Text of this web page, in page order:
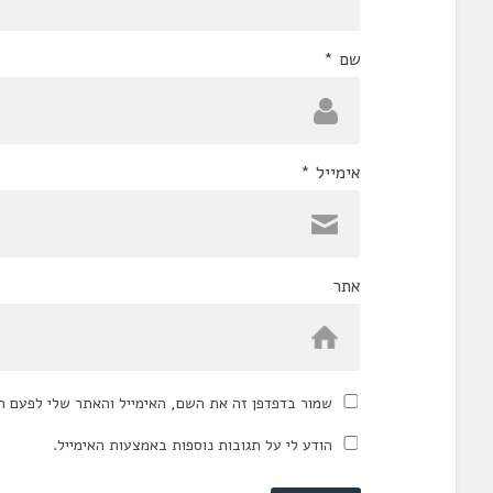
שם *
אימייל *
אתר
שמור בדפדפן זה את השם, האימייל והאתר שלי לפעם
הודע לי על תגובות נוספות באמצעות האימייל.